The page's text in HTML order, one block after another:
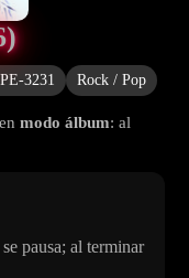
3231 Rock / Pop
modo álbum: al
pausa; al terminar